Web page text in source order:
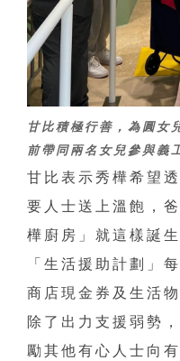
甘比積極行善，為圓女
前帶同兩名女兒參與義
甘比表示秀樺希望
要人士送上溫飽，
樺廚房」就這樣誕
「生活援助計劃」
商店現金券及生活
除了出力支援弱勢
勵其他有心人士向